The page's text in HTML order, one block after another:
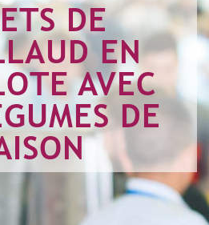
DE
EN
AVEC
DE